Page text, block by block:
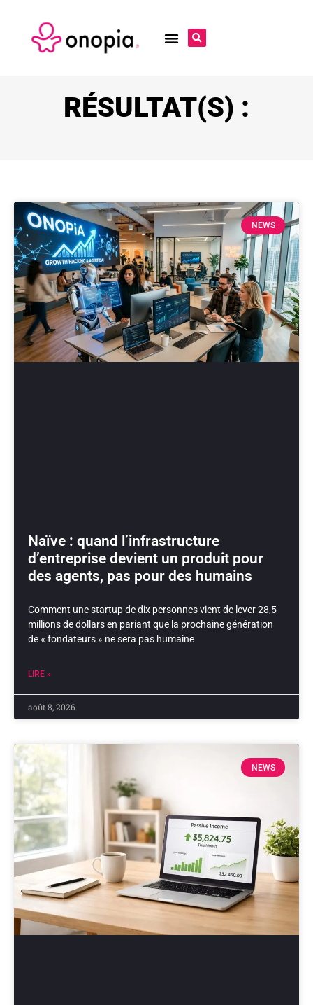
RÉSULTAT(S) :
NEWS
Naïve : quand l’infrastructure
d’entreprise devient un produit pour
des agents, pas pour des humains
Comment une startup de dix personnes vient de lever 28,5
millions de dollars en pariant que la prochaine génération
de « fondateurs » ne sera pas humaine
LIRE »
août 8, 2026
NEWS